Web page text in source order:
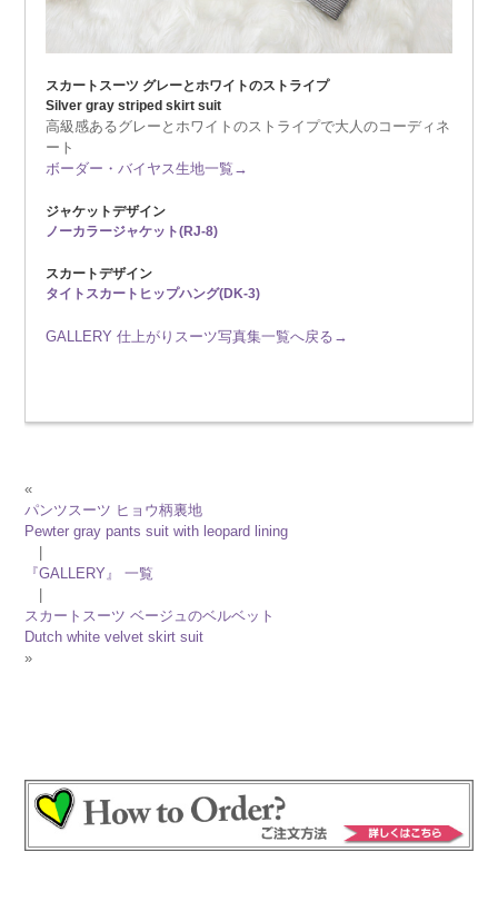
スカートスーツ グレーとホワイトのストライプ
Silver gray striped skirt suit
高級感あるグレーとホワイトのストライプで大人のコーディネ
ート
ボーダー・バイヤス生地一覧→
ジャケットデザイン
ノーカラージャケット(RJ-8)
スカートデザイン
タイトスカートヒップハング(DK-3)
GALLERY 仕上がりスーツ写真集一覧へ戻る→
«
パンツスーツ ヒョウ柄裏地
Pewter gray pants suit with leopard lining
『GALLERY』 一覧
スカートスーツ ベージュのベルベット
Dutch white velvet skirt suit
»